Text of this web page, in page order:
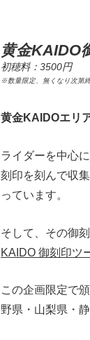
黄金KAIDO
初穂料：3500円
※数量限定、無くなり次第
黄金KAIDOエリ
ライダーを中心
刻印を刻んで収
っています。
そして、その御
KAIDO 御刻印ツ
この企画限定で
野県・山梨県・